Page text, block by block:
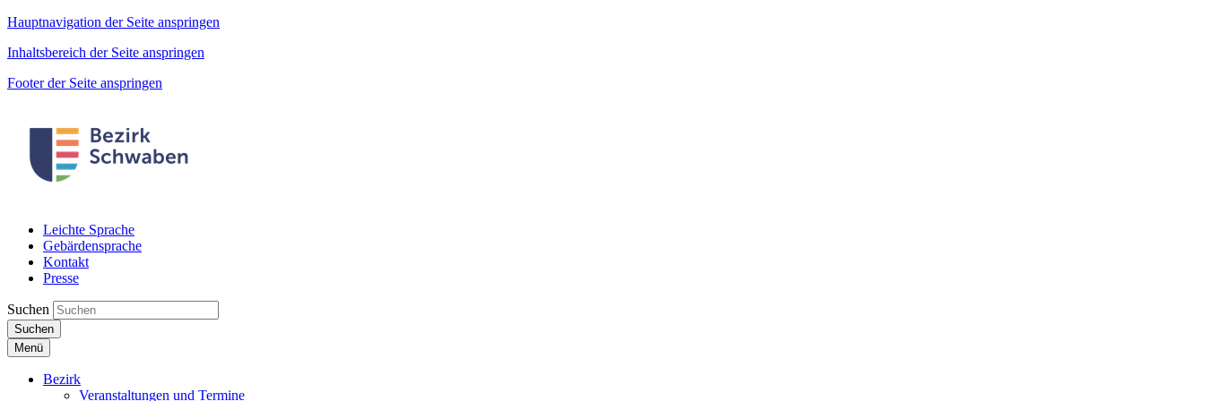
Hauptnavigation der Seite anspringen
Inhaltsbereich der Seite anspringen
Footer der Seite anspringen
Leichte Sprache
Gebärdensprache
Kontakt
Presse
Suchen
Suchen
Menü
Bezirk
Veranstaltungen und Termine